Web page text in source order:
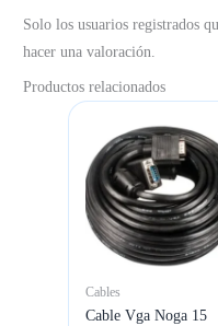
Solo los usuarios registrados
hacer una valoración.
Productos relacionados
Cables
Cable Vga Noga 15